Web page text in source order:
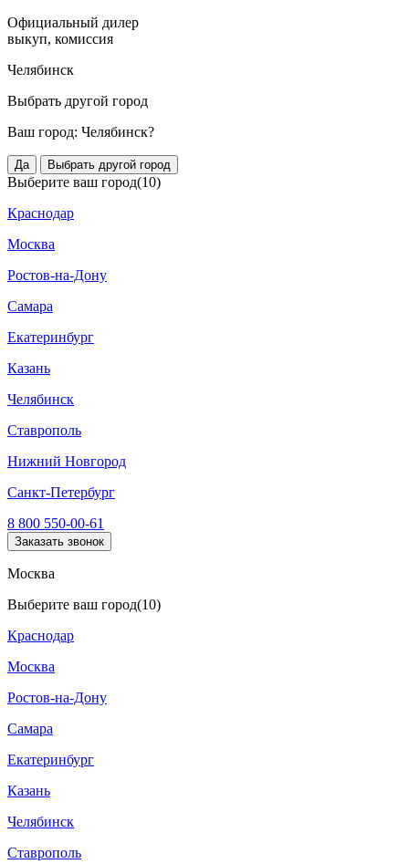
Официальный дилер
выкуп, комиссия
Челябинск
Выбрать другой город
Ваш город: Челябинск?
Да Выбрать другой город
Выберите ваш город(10)
Краснодар
Москва
Ростов-на-Дону
Самара
Екатеринбург
Казань
Челябинск
Ставрополь
Нижний Новгород
Санкт-Петербург
8 800 550-00-61
Заказать звонок
Москва
Выберите ваш город(10)
Краснодар
Москва
Ростов-на-Дону
Самара
Екатеринбург
Казань
Челябинск
Ставрополь